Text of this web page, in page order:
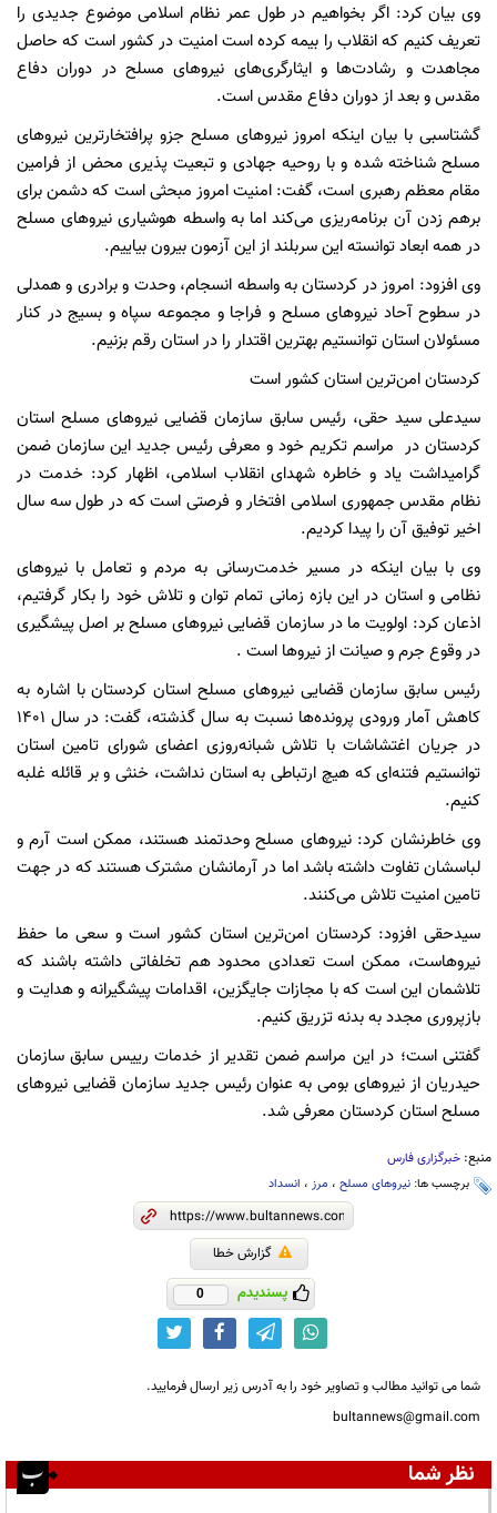
وی بیان کرد: اگر بخواهیم در طول عمر نظام اسلامی موضوع جدیدی را
تعریف کنیم که انقلاب را بیمه کرده است امنیت در کشور است که حاصل
مجاهدت و رشادت‌ها و ایثارگری‌های نیروهای مسلح در دوران دفاع
مقدس و بعد از دوران دفاع مقدس است.
گشتاسبی با بیان اینکه امروز نیروهای مسلح جزو پرافتخارترین نیروهای
مسلح شناخته شده و با روحیه جهادی و تبعیت پذیری محض از فرامین
مقام معظم رهبری است، گفت: امنیت امروز مبحثی است که دشمن برای
برهم زدن آن برنامه‌ریزی می‌کند اما به واسطه هوشیاری نیروهای مسلح
در همه ابعاد توانسته این سربلند از این آزمون بیرون بیاییم.
وی افزود: امروز در کردستان به واسطه انسجام، وحدت و برادری و همدلی
در سطوح آحاد نیروهای مسلح و فراجا و مجموعه سپاه و بسیج در کنار
مسئولان استان توانستیم بهترین اقتدار را در استان رقم بزنیم.
کردستان امن‌‌ترین استان کشور است
سیدعلی سید حقی، رئیس سابق سازمان قضایی نیروهای مسلح استان
کردستان در مراسم تکریم خود و معرفی رئیس جدید این سازمان ضمن
گرامیداشت یاد و خاطره شهدای انقلاب اسلامی، اظهار کرد: خدمت در
نظام‌ مقدس جمهوری اسلامی افتخار و فرصتی است که در طول سه سال
اخیر توفیق آن را پیدا کردیم.
وی با بیان اینکه در مسیر خدمت‌رسانی به مردم و تعامل با نیروهای
نظامی و استان در این بازه زمانی تمام توان و تلاش خود را بکار گرفتیم،
اذعان کرد: اولویت ما در سازمان قضایی نیروهای مسلح بر اصل پیشگیری
در وقوع جرم و صیانت از نیروها است .
رئیس سابق سازمان قضایی نیروهای مسلح استان کردستان با اشاره به
کاهش آمار ورودی پرونده‌ها نسبت به سال گذشته، گفت: در سال 1401
در جریان اغتشاشات با تلاش شبانه‌روزی اعضای شورای تامین استان
توانستیم فتنه‌ای که هیچ ارتباطی به استان نداشت، خنثی و بر قائله غلبه
کنیم.
وی خاطرنشان کرد: نیروهای مسلح وحدتمند هستند، ممکن است آرم و
لباسشان تفاوت داشته باشد اما در آرمانشان مشترک هستند که در جهت
تامین امنیت تلاش می‌کنند.
سیدحقی افزود: کردستان امن‌ترین استان کشور است و سعی ما حفظ
نیروهاست، ممکن است تعدادی محدود هم تخلفاتی داشته باشند که
تلاشمان این است که با مجازات جایگزین، اقدامات پیشگیرانه و هدایت و
بازپروری مجدد به بدنه تزریق کنیم.
گفتنی است؛ در این مراسم ضمن تقدیر از خدمات رییس سابق سازمان
حیدریان از نیروهای بومی به عنوان رئیس جدید سازمان قضایی نیروهای
مسلح استان کردستان معرفی شد.
منبع: خبرگزاری فارس
برچسب ها: نیروهای مسلح ، مرز ، انسداد
گزارش خطا
پسندیدم 0
شما می توانید مطالب و تصاویر خود را به آدرس زیر ارسال فرمایید.
bultannews@gmail.com
نظر شما